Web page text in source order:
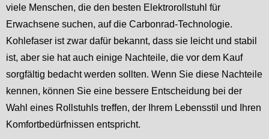
viele Menschen, die den besten Elektrorollstuhl für
Erwachsene suchen, auf die Carbonrad-Technologie.
Kohlefaser ist zwar dafür bekannt, dass sie leicht und stabil
ist, aber sie hat auch einige Nachteile, die vor dem Kauf
sorgfältig bedacht werden sollten. Wenn Sie diese Nachteile
kennen, können Sie eine bessere Entscheidung bei der
Wahl eines Rollstuhls treffen, der Ihrem Lebensstil und Ihren
Komfortbedürfnissen entspricht.